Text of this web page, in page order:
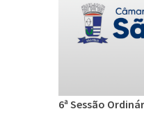
6ª Sessão